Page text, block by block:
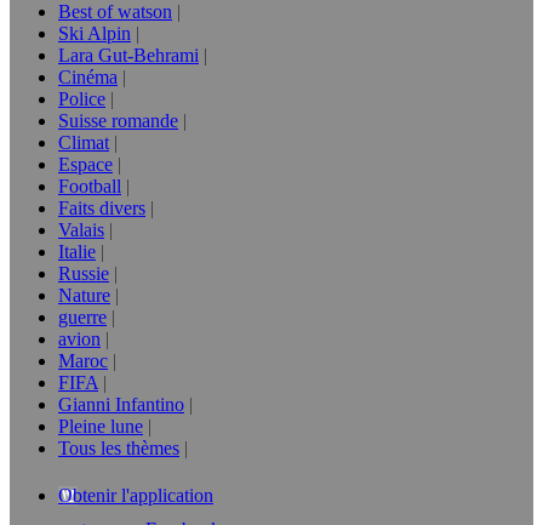
Best of watson
Ski Alpin
Lara Gut-Behrami
Cinéma
Police
Suisse romande
Climat
Espace
Football
Faits divers
Valais
Italie
Russie
Nature
guerre
avion
Maroc
FIFA
Gianni Infantino
Pleine lune
Tous les thèmes
Obtenir l'application